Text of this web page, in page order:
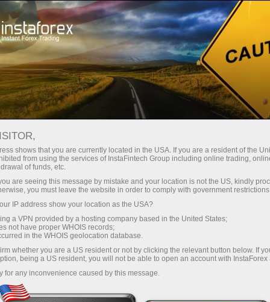
مع إنستا فوركس، يمكنك الوصول إلى
إلى 1:5000، وبعض من أفضل فروق
الأسعار والعمولات في السوق، وظروف
مواتية لتداول الأسهم والمؤشرات
فوركس الحصول على مكافأة تصل إلى
صغير الحجم
30% مكافأة
لكل إيداع
سرعة
في التجارة وعلى الطريق السريع
جائزة هديتك الشخصية الكبرى
قم بإيداع المبلغ في حسابك باستخدام $333 — اختر هدية
shows that you are currently located in the USA. If you are a resident of the
from using the services of InstaFintech Group including online trading,
of funds, etc.
are seeing this message by mistake and your location is not the US, kindly
you must leave the website in order to comply with government
IP address show your location as the USA?
a VPN provided by a hosting company based in the United States;
not have proper WHOIS records;
in the WHOIS geolocation database.
whether you are a US resident or not by clicking the relevant button below. If
being a US resident, you will not be able to open an account with InstaForex
for any inconvenience caused by this message.